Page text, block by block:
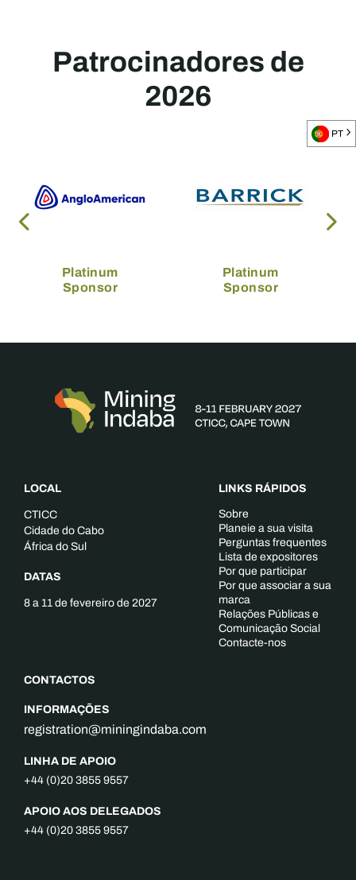
Patrocinadores de
2026
Platinum
Sponsor
Platinum
Sponsor
LOCAL
CTICC
Cidade do Cabo
África do Sul
DATAS
8 a 11 de fevereiro de 2027
CONTACTOS
INFORMAÇÕES
registration@miningindaba.com
LINHA DE APOIO
+44 (0)20 3855 9557
APOIO AOS DELEGADOS
+44 (0)20 3855 9557
LINKS RÁPIDOS
Sobre
Planeie a sua visita
Perguntas frequentes
Lista de expositores
Por que participar
Por que associar a sua
marca
Relações Públicas e
Comunicação Social
Contacte-nos
PT